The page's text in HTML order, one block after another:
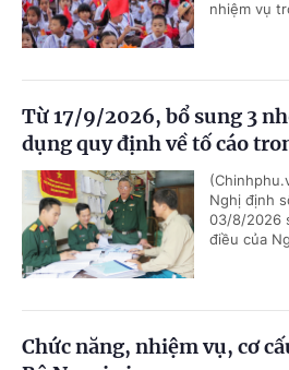
nhiệm vụ
Từ 17/9/2026, bổ sung 3
dụng quy định về tố cáo
Nghị định
03/8/2026
điều của
Chức năng, nhiệm vụ, cơ